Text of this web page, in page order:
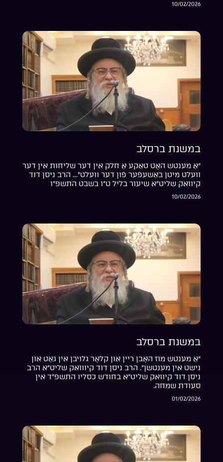
10/02/2026
במשנת ברסלב
“אַ מענטש האָט טאַקע אַ חלק אין דער שליחות אין דער
וועלט מיטן באַשעפֿער פֿון דער וועלט”… הרב ניסן דוד
קיוואק שליט”א שיעור בליל ט”ו בשבט התשפ”ו
10/02/2026
במשנת ברסלב
“אַ מענטש מוז האָבן ריין און קלאָר גלויבן אין גאָט און
נישט אין מענטשן”. הרב ניסן דוד קיווואק שליט”א הרב
ניסן דוד קיוואק שליט”א בחודש כסליו התשפ”ד אין
סעודת שמחה.
01/02/2026